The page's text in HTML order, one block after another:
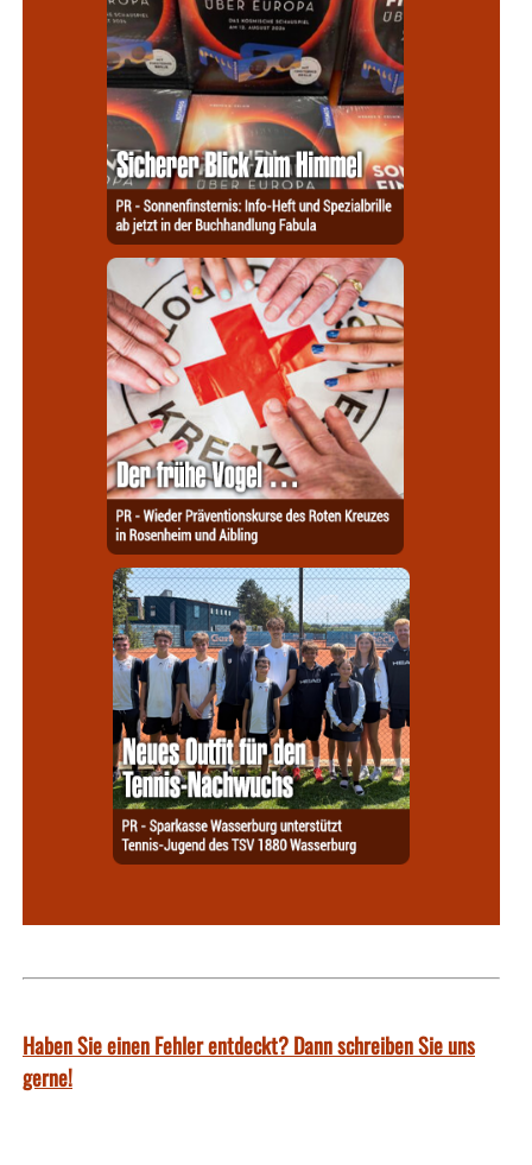
Haben Sie einen Fehler entdeckt? Dann schreiben Sie uns
gerne!